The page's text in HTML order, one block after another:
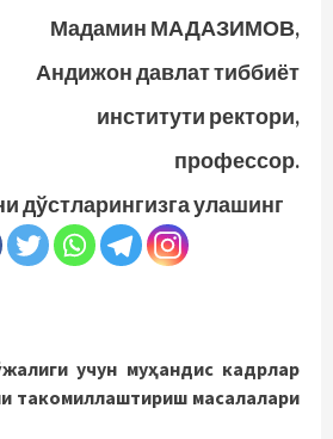
Мадамин МАДАЗИМОВ,
Андижон давлат тиббиёт
институти ректори,
профессор.
дўстларингизга улашинг
учун муҳандис кадрлар
такомиллаштириш масалалари